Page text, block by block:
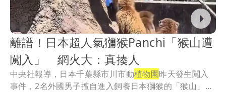
離譜！日本超人氣獼猴Panchi「猴山遭
闖入」 網火大：真揍人
中央社報導，日本千葉縣市川市動植物園昨天發生闖入
事件，2名外國男子擅自進入飼養日本獼猴的「猴山」，